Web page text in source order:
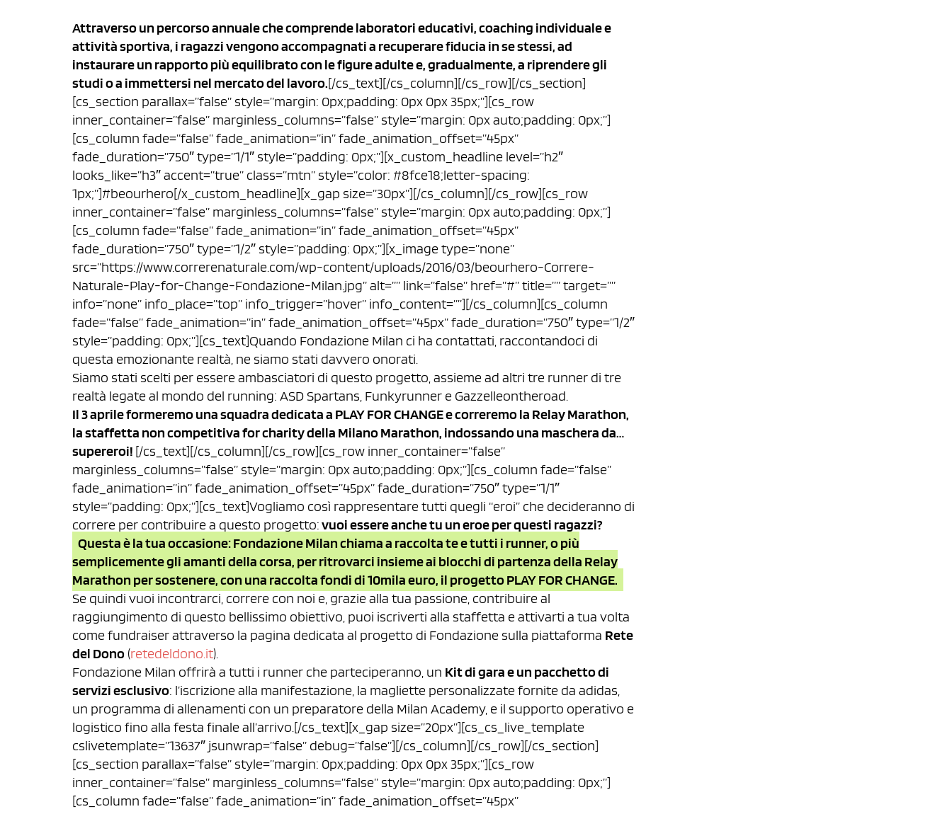
Attraverso un percorso annuale che comprende laboratori educativi, coaching individuale e
attività sportiva, i ragazzi vengono accompagnati a recuperare fiducia in se stessi, ad
instaurare un rapporto più equilibrato con le figure adulte e, gradualmente, a riprendere gli
studi o a immettersi nel mercato del lavoro.[/cs_text][/cs_column][/cs_row][/cs_section]
[cs_section parallax=”false” style=”margin: 0px;padding: 0px 0px 35px;”][cs_row
inner_container=”false” marginless_columns=”false” style=”margin: 0px auto;padding: 0px;”]
[cs_column fade=”false” fade_animation=”in” fade_animation_offset=”45px”
fade_duration=”750″ type=”1/1″ style=”padding: 0px;”][x_custom_headline level=”h2″
looks_like=”h3″ accent=”true” class=”mtn” style=”color: #8fce18;letter-spacing:
1px;”]#beourhero[/x_custom_headline][x_gap size=”30px”][/cs_column][/cs_row][cs_row
inner_container=”false” marginless_columns=”false” style=”margin: 0px auto;padding: 0px;”]
[cs_column fade=”false” fade_animation=”in” fade_animation_offset=”45px”
fade_duration=”750″ type=”1/2″ style=”padding: 0px;”][x_image type=”none”
src=”https://www.correrenaturale.com/wp-content/uploads/2016/03/beourhero-Correre-
Naturale-Play-for-Change-Fondazione-Milan.jpg” alt=”” link=”false” href=”#” title=”” target=””
info=”none” info_place=”top” info_trigger=”hover” info_content=””][/cs_column][cs_column
fade=”false” fade_animation=”in” fade_animation_offset=”45px” fade_duration=”750″ type=”1/2″
style=”padding: 0px;”][cs_text]Quando Fondazione Milan ci ha contattati, raccontandoci di
questa emozionante realtà, ne siamo stati davvero onorati.
Siamo stati scelti per essere ambasciatori di questo progetto, assieme ad altri tre runner di tre
realtà legate al mondo del running: ASD Spartans, Funkyrunner e Gazzelleontheroad.
Il 3 aprile formeremo una squadra dedicata a PLAY FOR CHANGE e correremo la Relay Marathon,
la staffetta non competitiva for charity della Milano Marathon, indossando una maschera da…
supereroi! [/cs_text][/cs_column][/cs_row][cs_row inner_container=”false”
marginless_columns=”false” style=”margin: 0px auto;padding: 0px;”][cs_column fade=”false”
fade_animation=”in” fade_animation_offset=”45px” fade_duration=”750″ type=”1/1″
style=”padding: 0px;”][cs_text]Vogliamo così rappresentare tutti quegli “eroi” che decideranno di
correre per contribuire a questo progetto:vuoi essere anche tu un eroe per questi ragazzi?
Questa è la tua occasione: Fondazione Milan chiama a raccolta te e tutti i runner, o più
semplicemente gli amanti della corsa, per ritrovarci insieme ai blocchi di partenza della Relay
Marathon per sostenere, con una raccolta fondi di 10mila euro, il progetto PLAY FOR CHANGE.
Se quindi vuoi incontrarci, correre con noi e, grazie alla tua passione, contribuire al
raggiungimento di questo bellissimo obiettivo, puoi iscriverti alla staffetta e attivarti a tua volta
come fundraiser attraverso la pagina dedicata al progetto di Fondazione sulla piattaforma Rete
del Dono (retedeldono.it).
Fondazione Milan offrirà a tutti i runner che parteciperanno, un Kit di gara e un pacchetto di
servizi esclusivo: l’iscrizione alla manifestazione, la magliette personalizzate fornite da adidas,
un programma di allenamenti con un preparatore della Milan Academy, e il supporto operativo e
logistico fino alla festa finale all’arrivo.[/cs_text][x_gap size=”20px”][cs_cs_live_template
cslivetemplate=”13637″ jsunwrap=”false” debug=”false”][/cs_column][/cs_row][/cs_section]
[cs_section parallax=”false” style=”margin: 0px;padding: 0px 0px 35px;”][cs_row
inner_container=”false” marginless_columns=”false” style=”margin: 0px auto;padding: 0px;”]
[cs_column fade=”false” fade_animation=”in” fade_animation_offset=”45px”